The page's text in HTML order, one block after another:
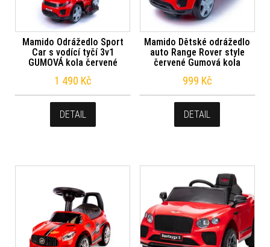
Mamido Odrážedlo Sport
Car s vodící tyčí 3v1
GUMOVÁ kola červené
1 490 Kč
DETAIL
Mamido Dětské odrážedlo
auto Range Rover style
červené Gumová kola
999 Kč
DETAIL